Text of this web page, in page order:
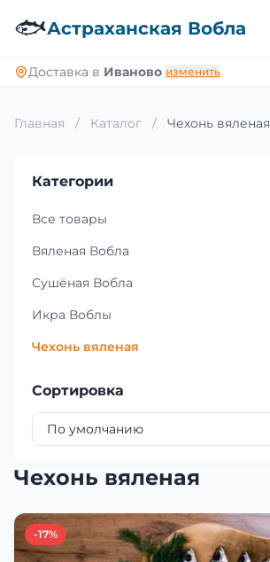
🐟Астраханская Вобла
Доставка в Иваново изменить
Главная / Каталог / Чехонь вяленая
Категории
Все товары
Вяленая Вобла
Сушёная Вобла
Икра Воблы
Чехонь вяленая
Сортировка
Чехонь вяленая
-17%